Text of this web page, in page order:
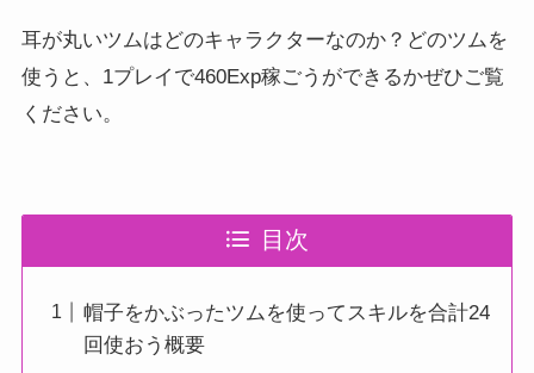
耳が丸いツムはどのキャラクターなのか？どのツムを
使うと、1プレイで460Exp稼ごうができるかぜひご覧
ください。
目次
帽子をかぶったツムを使ってスキルを合計24
回使おう概要